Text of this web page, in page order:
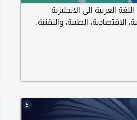
العربية الى الانجليزية
الطبية، والتقنية.
5